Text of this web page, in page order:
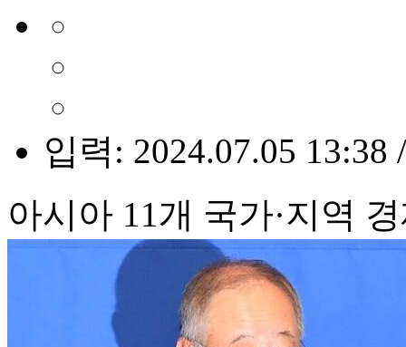
입력: 2024.07.05 13:38
아시아 11개 국가·지역